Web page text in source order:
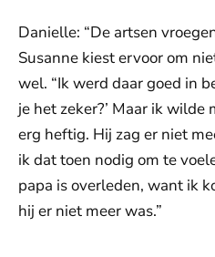
Danielle: “De artsen
Susanne kiest ervoor om
wel. “Ik werd daar goed in
je het zeker?’ Maar ik
erg heftig. Hij zag er niet
ik dat toen nodig om te
papa is overleden, want ik
hij er niet meer was.”